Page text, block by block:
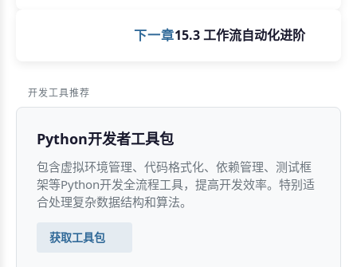
下一章15.3 工作流自动化进阶
开发工具推荐
Python开发者工具包
包含虚拟环境管理、代码格式化、依赖管理、测试框
架等Python开发全流程工具，提高开发效率。特别适
合处理复杂数据结构和算法。
获取工具包